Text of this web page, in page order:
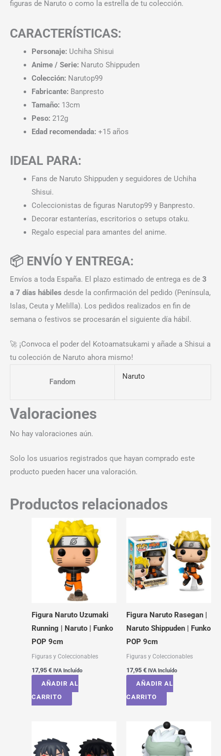
figuras de Naruto o como la estrella de tu colección.
CARACTERÍSTICAS:
Personaje: Uchiha Shisui
Anime / Serie: Naruto Shippuden
Colección: Narutop99
Fabricante: Banpresto
Tamaño: 13cm
Peso: 212g
Edad recomendada: +15 años
IDEAL PARA:
Fans de Naruto Shippuden y seguidores de Uchiha
Shisui.
Coleccionistas de figuras Narutop99 y Banpresto.
Decorar estanterías, escritorios o setups otaku.
Regalo especial para amantes del anime.
📦 ENVÍO Y ENTREGA:
Envíos a toda España. El plazo estimado de entrega es de 3
a 7 días hábiles desde la confirmación del pedido (Península,
Islas, Ceuta y Melilla). Los pedidos realizados en fin de
semana o festivos se procesarán el siguiente día hábil.
🚀 ¡Convoca el poder del Kotoamatsukami y añade a Shisui a
tu colección de Naruto ahora mismo!
Fandom
Naruto
Valoraciones
No hay valoraciones aún.
Solo los usuarios registrados que hayan comprado este
producto pueden hacer una valoración.
Productos relacionados
Figura Naruto Uzumaki
Running | Naruto | Funko
POP 9cm
Figuras y Coleccionables
17,95 € IVA Incluído
AÑADIR AL
CARRITO
Figura Naruto Rasegan |
Naruto Shippuden | Funko
POP 9cm
Figuras y Coleccionables
17,95 € IVA Incluído
AÑADIR AL
CARRITO